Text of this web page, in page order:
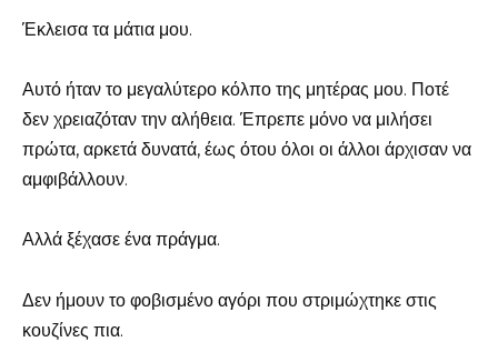
Έκλεισα τα μάτια μου.
Αυτό ήταν το μεγαλύτερο κόλπο της μητέρας μου. Ποτέ
δεν χρειαζόταν την αλήθεια. Έπρεπε μόνο να μιλήσει
πρώτα, αρκετά δυνατά, έως ότου όλοι οι άλλοι άρχισαν να
αμφιβάλλουν.
Αλλά ξέχασε ένα πράγμα.
Δεν ήμουν το φοβισμένο αγόρι που στριμώχτηκε στις
κουζίνες πια.